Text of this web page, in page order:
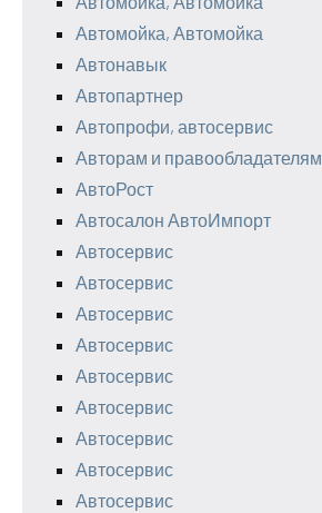
Автомойка, Автомойка
Автонавык
Автопартнер
Автопрофи, автосервис
Авторам и правообладателям
АвтоРост
Автосалон АвтоИмпорт
Автосервис
Автосервис
Автосервис
Автосервис
Автосервис
Автосервис
Автосервис
Автосервис
Автосервис